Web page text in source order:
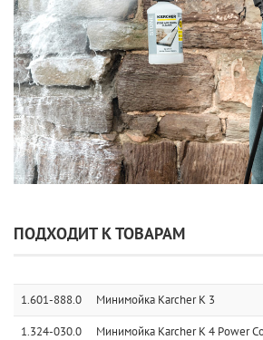
ПОДХОДИТ К ТОВАРАМ
1.601-888.0 Минимойка Karcher K 3
1.324-030.0 Минимойка Karcher K 4 Power